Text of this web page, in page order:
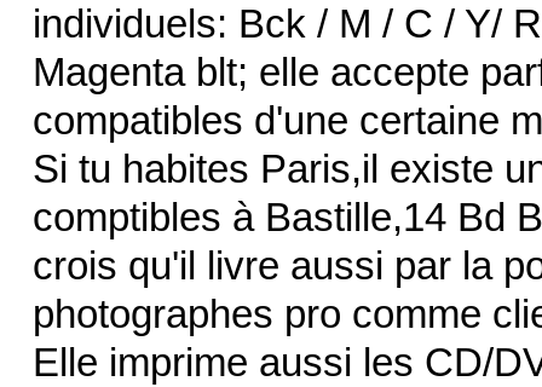
individuels: Bck / M / C / Y/
Magenta blt; elle accepte
compatibles d'une certaine
Si tu habites Paris,il existe
comptibles à Bastille,14 Bd
crois qu'il livre aussi par la
photographes pro comme
Elle imprime aussi les CD/